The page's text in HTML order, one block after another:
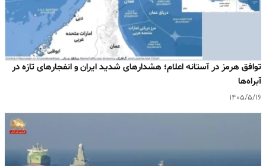
توافق هرمز در آستانه اعلام؛ هشدارهای شدید ایران و انفجارهای تازه در
آبراه‌ها
۱۴۰۵/۵/۱۶